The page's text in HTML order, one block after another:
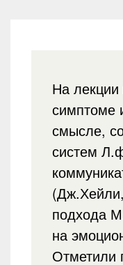
На
симптоме
смысле,
систем
подхода
на
Отметили